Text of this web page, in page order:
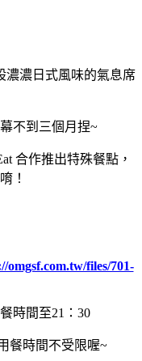
濃濃日式風味的氣息席
不到三個月捏~
合作推出特殊餐點，
！
omgsf.com.tw/files/701-
時間至21：30
餐時間不受限喔~